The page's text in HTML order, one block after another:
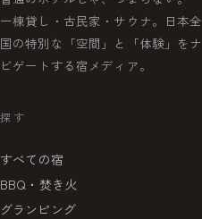
一棟貸し・古民家・サウナ。日本全
国の特別な「空間」と「体験」をナ
ビゲートする宿メディア。
探す
すべての宿
BBQ・焚き火
グランピング